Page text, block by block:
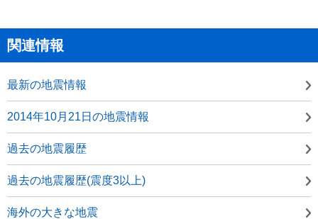
関連情報
最新の地震情報
2014年10月21日の地震情報
過去の地震履歴
過去の地震履歴(震度3以上)
海外の大きな地震